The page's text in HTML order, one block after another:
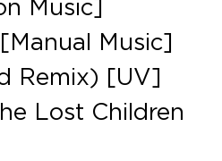
Music]
Music]
Remix) [UV]
Lost Children